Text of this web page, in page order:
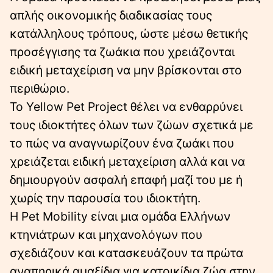
απλής οικονομικής διαδικασίας τους
κατάλληλους τρόπους, ώστε μέσω θετικής
προσέγγισης τα ζωάκια που χρειάζονται
ειδική μεταχείριση να μην βρίσκονται στο
περιθώριο.
Το Yellow Pet Project θέλει να ενθαρρύνει
τους ιδιοκτήτες όλων των ζώων σχετικά με
το πώς να αναγνωρίζουν ένα ζωάκι που
χρειάζεται ειδική μεταχείριση αλλά και να
δημιουργούν ασφαλή επαφή μαζί του με ή
χωρίς την παρουσία του ιδιοκτήτη.
Η Pet Mobility είναι μια ομάδα Ελλήνων
κτηνιάτρων και μηχανολόγων που
σχεδιάζουν και κατασκευάζουν τα πρώτα